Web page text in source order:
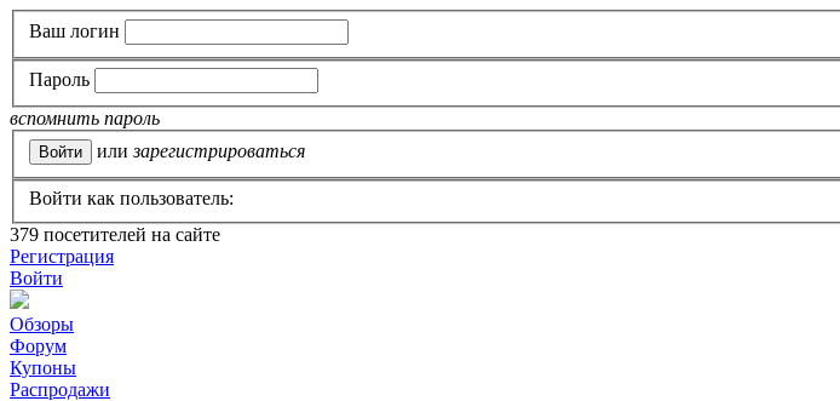
Ваш логин
Пароль
вспомнить пароль
или зарегистрироваться
Войти как пользователь:
379 посетителей на сайте
Регистрация
Войти
Обзоры
Форум
Купоны
Распродажи